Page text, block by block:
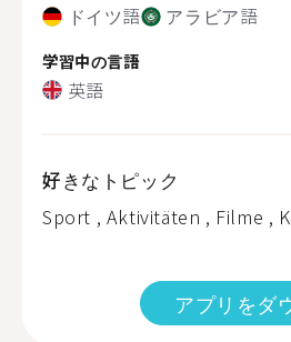
ドイツ語 アラビア語
学習中の言語
英語
好きなトピック
Sport , Aktivitäten , Filme ,
アプリをダ